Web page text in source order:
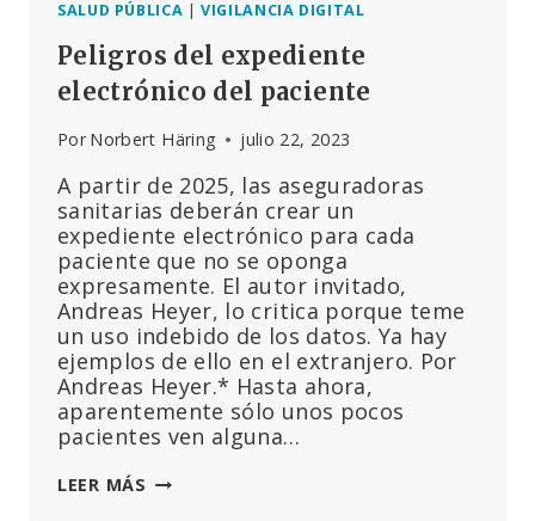
SALUD PÚBLICA |VIGILANCIA DIGITAL
Peligros del expediente
electrónico del paciente
Por Norbert Häring julio 22, 2023
A partir de 2025, las aseguradoras
sanitarias deberán crear un
expediente electrónico para cada
paciente que no se oponga
expresamente. El autor invitado,
Andreas Heyer, lo critica porque teme
un uso indebido de los datos. Ya hay
ejemplos de ello en el extranjero. Por
Andreas Heyer.* Hasta ahora,
aparentemente sólo unos pocos
pacientes ven alguna…
LEER MÁS PELIGROS